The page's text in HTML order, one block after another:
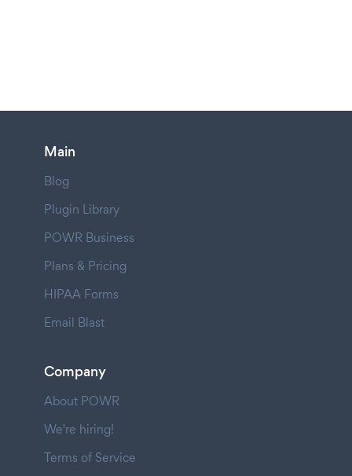
Main
Blog
Plugin Library
POWR Business
Plans & Pricing
HIPAA Forms
Email Blast
Company
About POWR
We're hiring!
Terms of Service